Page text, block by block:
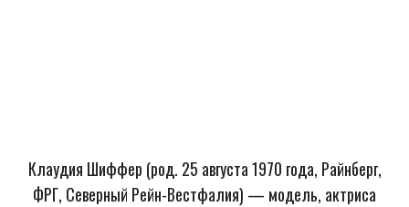
Клаудия Шиффер (род. 25 августа 1970 года, Райнберг,
ФРГ, Северный Рейн-Вестфалия) — модель, актриса